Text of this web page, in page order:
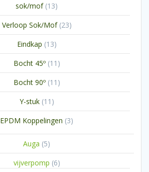
sok/mof 1313
producten
Verloop Sok/Mof 2323
producten
Eindkap 1313
producten
Bocht 45º 11 11
producten
Bocht 90º 11 11
producten
Y-stuk 11 11
producten
EPDM Koppelingen 33
Auga 55
producten
vijverpomp 66